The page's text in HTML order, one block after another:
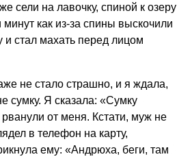
сели на лавочку, спиной к озеру
как из-за спины выскочили
стал махать перед лицом
не стало страшно, и я ждала,
сумку. Я сказала: «Сумку
от меня. Кстати, муж не
в телефон на карту,
ему: «Андрюха, беги, там